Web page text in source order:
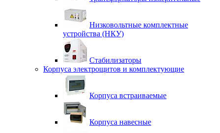
Низковольтные комплектные
устройства (НКУ)
Стабилизаторы
Корпуса электрощитов и комплектующие
Корпуса встраиваемые
Корпуса навесные